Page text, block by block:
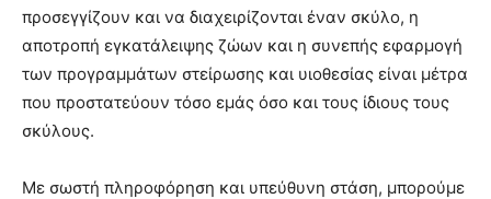
προσεγγίζουν και να διαχειρίζονται έναν σκύλο, η
αποτροπή εγκατάλειψης ζώων και η συνεπής εφαρμογή
των προγραμμάτων στείρωσης και υιοθεσίας είναι μέτρα
που προστατεύουν τόσο εμάς όσο και τους ίδιους τους
σκύλους.
Με σωστή πληροφόρηση και υπεύθυνη στάση, μπορούμε